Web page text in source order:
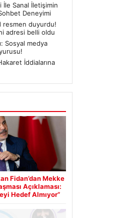
Sanal İletişimin
Deneyimi
duyurdu!
adresi belli oldu
Sosyal medya
İddialarına
Fidan’dan Mekke
Açıklaması:
Hedef Almıyor”